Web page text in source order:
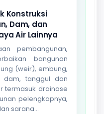
Konstruksi
Dam, dan
Air Lainnya
pembangunan,
bangunan
(weir), embung,
dam, tanggul dan
termasuk drainase
pelengkapnya,
sarana...